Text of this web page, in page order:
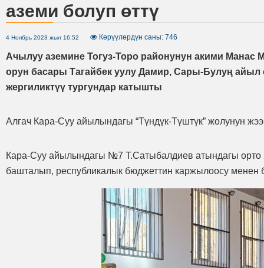
аземи болуп өттү
4 Ноябрь 2023 жыл 16:52 Көрүүлөрдүн саны: 746
Ачылуу аземине Тогуз-Торо районунун акими
орун басары Тагайбек уулу Дамир, Сары-Булуң
жергиликтүү тургундар катышты
Алгач Кара-Суу айылындагы “Түндүк-Түштүк” жолунун
Кара-Суу айылындагы №7 Т.Сатыбалдиев атындагы орто
башталып, республикалык бюджеттин каржылоосу менен